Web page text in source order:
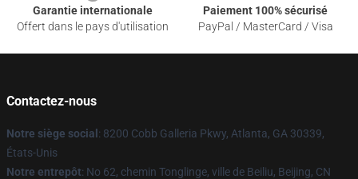
Garantie internationale
Offert dans le pays d'utilisation
Paiement 100% sécurisé
PayPal / MasterCard / Visa
Contactez-nous
Notre siège social : 8200 Cobb Galleria Pkwy, Atlanta, GA 30339,
États-Unis
Notre entrepôt: No 62, chemin Tonglinge, ville de Beiliu, Beijing, CN